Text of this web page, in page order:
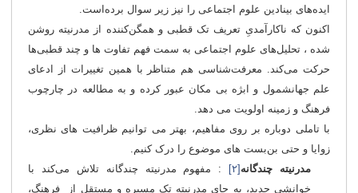
ایده‌های بینادین علوم اجتماعی را نیز زیر سوال برده‌است.
اکنون که ناکارآمدیِ تعریف تک قطبی و همگن‌کننده از مدرنیته روشن
شده ، تحلیل‌های علوم اجتماعی به سمت فهم تفاوت ها و چند قطبی‌ها
حرکت می‌کند. معرفت‌شناسی هم متناظر با همین تغییرات از ادعای
علم جهانشمول و ابژه بی مکان عبور کرده و به مطالعه در چارچوب
فرهنگ و زمینه اولویت می دهد.
با تاملی دوباره بر روی مفاهیم، بهتر می توانیم ظرافیت های نظری،
زوایا و حتی بن‌بست های موضوع را درک کنیم.
مدرنیته چندگانه [۲]
: مفهوم مدرنیته چندگانه تلاش می‌کند با
خوانشی جدید، به جای مدرنیته تک مسیره و مستقل از فرهنگ،